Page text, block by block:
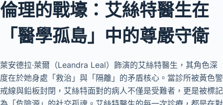
倫理的戰壕：艾絲特醫生在
「醫學孤島」中的尊嚴守衛
萊安德拉·萊爾（Leandra Leal）飾演的艾絲特醫生，其角色深
度在於她身處「救治」與「隔離」的矛盾核心。當診所被黃色警
戒線與鉛板封閉，艾絲特面對的病人不僅是受難者，更是被標記